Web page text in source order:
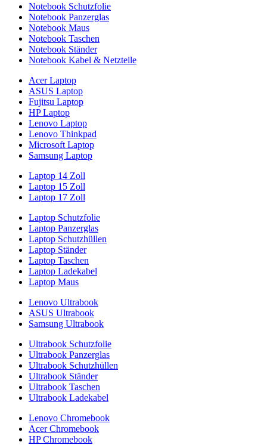
Notebook Schutzfolie
Notebook Panzerglas
Notebook Maus
Notebook Taschen
Notebook Ständer
Notebook Kabel & Netzteile
Acer Laptop
ASUS Laptop
Fujitsu Laptop
HP Laptop
Lenovo Laptop
Lenovo Thinkpad
Microsoft Laptop
Samsung Laptop
Laptop 14 Zoll
Laptop 15 Zoll
Laptop 17 Zoll
Laptop Schutzfolie
Laptop Panzerglas
Laptop Schutzhüllen
Laptop Ständer
Laptop Taschen
Laptop Ladekabel
Laptop Maus
Lenovo Ultrabook
ASUS Ultrabook
Samsung Ultrabook
Ultrabook Schutzfolie
Ultrabook Panzerglas
Ultrabook Schutzhüllen
Ultrabook Ständer
Ultrabook Taschen
Ultrabook Ladekabel
Lenovo Chromebook
Acer Chromebook
HP Chromebook